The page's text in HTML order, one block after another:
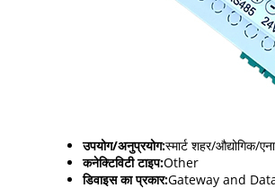
उपयोग/अनुप्रयोग:स्मार्ट शहर/औद्योगिक/
कनेक्टिविटी टाइप:Other
डिवाइस का प्रकार:Gateway and